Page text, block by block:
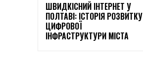
ШВИДКІСНИЙ ІНТЕРНЕТ У
ПОЛТАВІ: ІСТОРІЯ РОЗВИТКУ
ЦИФРОВОЇ
ІНФРАСТРУКТУРИ МІСТА